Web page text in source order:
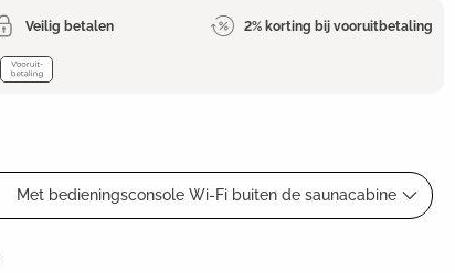
Veilig betalen 2% korting bij vooruitbetaling
Met bedieningsconsole Wi-Fi buiten de saunacabine